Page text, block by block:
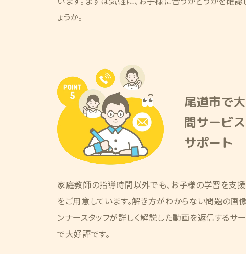
ょうか。
尾道市で
問サービ
サポート
家庭教師の指導時間以外でも、お子様の学習を支
をご用意しています。解き方がわからない問題の画
ンナースタッフが詳しく解説した動画を返信するサ
で大好評です。